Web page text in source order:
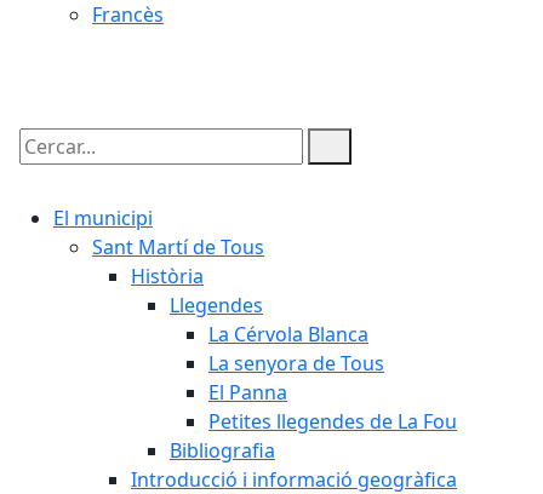
Francès
Cercar:
El municipi
Sant Martí de Tous
Història
Llegendes
La Cérvola Blanca
La senyora de Tous
El Panna
Petites llegendes de La Fou
Bibliografia
Introducció i informació geogràfica